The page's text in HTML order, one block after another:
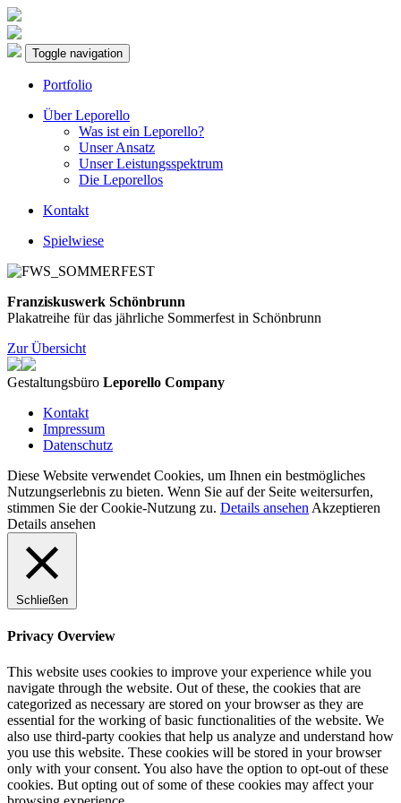
Toggle navigation
Portfolio
Über Leporello
Was ist ein Leporello?
Unser Ansatz
Unser Leistungsspektrum
Die Leporellos
Kontakt
Spielwiese
Franziskuswerk Schönbrunn
Plakatreihe für das jährliche Sommerfest in Schönbrunn
Zur Übersicht
Gestaltungsbüro Leporello Company
Kontakt
Impressum
Datenschutz
Diese Website verwendet Cookies, um Ihnen ein bestmögliches
Nutzungserlebnis zu bieten. Wenn Sie auf der Seite weitersurfen,
stimmen Sie der Cookie-Nutzung zu. Details ansehen Akzeptieren
Details ansehen
Schließen
Privacy Overview
This website uses cookies to improve your experience while you
navigate through the website. Out of these, the cookies that are
categorized as necessary are stored on your browser as they are
essential for the working of basic functionalities of the website. We
also use third-party cookies that help us analyze and understand how
you use this website. These cookies will be stored in your browser
only with your consent. You also have the option to opt-out of these
cookies. But opting out of some of these cookies may affect your